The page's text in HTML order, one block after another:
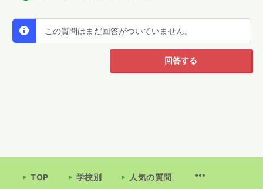
この質問はまだ回答がついていません。
回答する
TOP 学校別
人気の質問